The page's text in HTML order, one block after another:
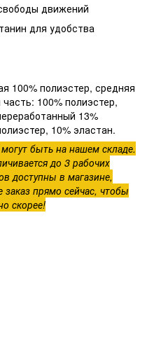
движений
для удобства
100% полиэстер, средняя
100% полиэстер,
13%
10% эластан.
быть на нашем складе.
до 3 рабочих
доступны в магазине,
прямо сейчас, чтобы
скорее!